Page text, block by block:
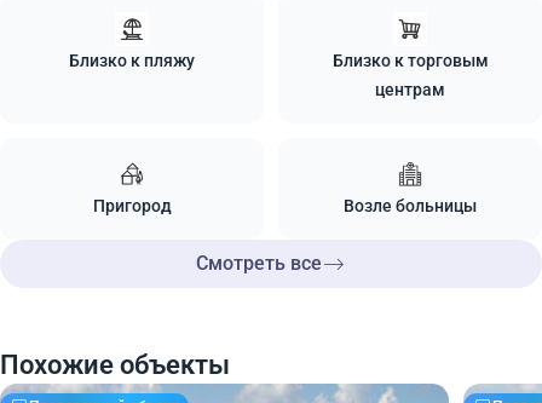
Близко к пляжу
Близко к торговым
центрам
Пригород Возле больницы
Смотреть все
Похожие объекты